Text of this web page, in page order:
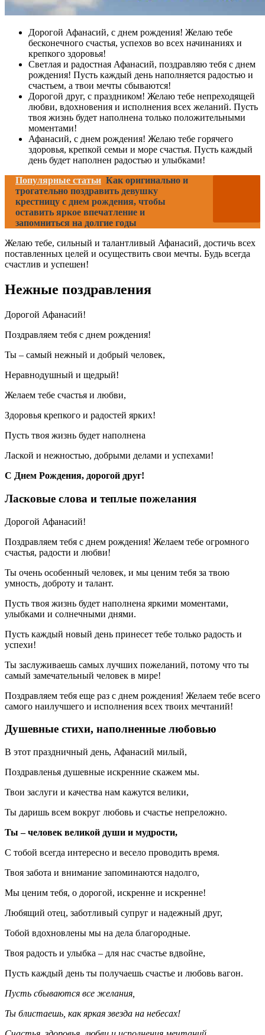
Дорогой Афанасий, с днем рождения! Желаю тебе
бесконечного счастья, успехов во всех начинаниях и
крепкого здоровья!
Светлая и радостная Афанасий, поздравляю тебя с днем
рождения! Пусть каждый день наполняется радостью и
счастьем, а твои мечты сбываются!
Дорогой друг, с праздником! Желаю тебе непреходящей
любви, вдохновения и исполнения всех желаний. Пусть
твоя жизнь будет наполнена только положительными
моментами!
Афанасий, с днем рождения! Желаю тебе горячего
здоровья, крепкой семьи и море счастья. Пусть каждый
день будет наполнен радостью и улыбками!
Популярные статьи Как оригинально и
трогательно поздравить девушку
крестницу с днем рождения, чтобы
оставить яркое впечатление и
запомниться на долгие годы
Желаю тебе, сильный и талантливый Афанасий, достичь всех
поставленных целей и осуществить свои мечты. Будь всегда
счастлив и успешен!
Нежные поздравления
Дорогой Афанасий!
Поздравляем тебя с днем рождения!
Ты – самый нежный и добрый человек,
Неравнодушный и щедрый!
Желаем тебе счастья и любви,
Здоровья крепкого и радостей ярких!
Пусть твоя жизнь будет наполнена
Лаской и нежностью, добрыми делами и успехами!
С Днем Рождения, дорогой друг!
Ласковые слова и теплые пожелания
Дорогой Афанасий!
Поздравляем тебя с днем рождения! Желаем тебе огромного
счастья, радости и любви!
Ты очень особенный человек, и мы ценим тебя за твою
умность, доброту и талант.
Пусть твоя жизнь будет наполнена яркими моментами,
улыбками и солнечными днями.
Пусть каждый новый день принесет тебе только радость и
успехи!
Ты заслуживаешь самых лучших пожеланий, потому что ты
самый замечательный человек в мире!
Поздравляем тебя еще раз с днем рождения! Желаем тебе всего
самого наилучшего и исполнения всех твоих мечтаний!
Душевные стихи, наполненные любовью
В этот праздничный день, Афанасий милый,
Поздравленья душевные искренние скажем мы.
Твои заслуги и качества нам кажутся велики,
Ты даришь всем вокруг любовь и счастье непреложно.
Ты – человек великой души и мудрости,
С тобой всегда интересно и весело проводить время.
Твоя забота и внимание запоминаются надолго,
Мы ценим тебя, о дорогой, искренне и искренне!
Любящий отец, заботливый супруг и надежный друг,
Тобой вдохновлены мы на дела благородные.
Твоя радость и улыбка – для нас счастье вдвойне,
Пусть каждый день ты получаешь счастье и любовь вагон.
Пусть сбываются все желания,
Ты блистаешь, как яркая звезда на небесах!